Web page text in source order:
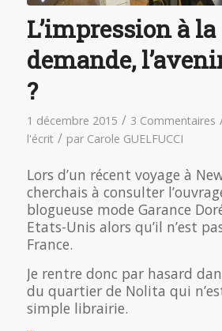
L’impression à la
demande,
?
1 décembre 2015 / 3 Commentaires
l'écrit / par Carole GUELFUCCI
Lors d’un récent voyage à
cherchais à consulter
blogueuse mode Garance
Etats-Unis alors qu’il n’est
France.
Je rentre donc par hasard
du quartier de Nolita qui
simple librairie.